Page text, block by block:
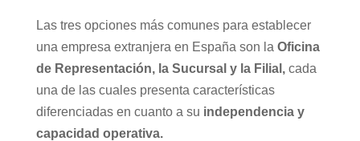
Las tres opciones más comunes para establecer
una empresa extranjera en España son la Oficina
de Representación, la Sucursal y la Filial,cada
una de las cuales presenta características
diferenciadas en cuanto a su independencia y
capacidad operativa.